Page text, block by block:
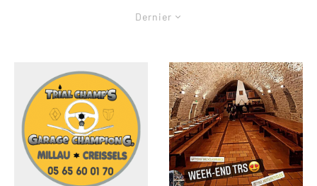
Dernier